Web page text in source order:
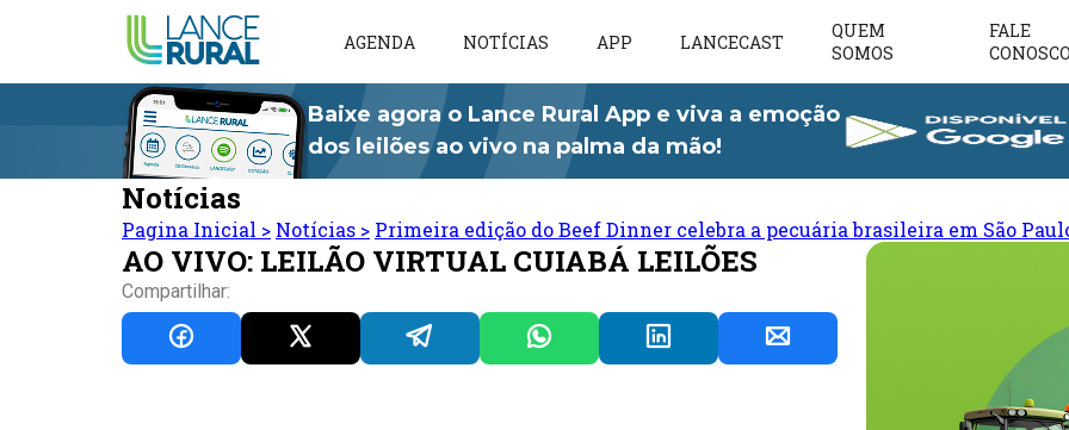
AGENDA NOTÍCIAS APP LANCECAST
QUEM
SOMOS
FALE
CONOSCO
Baixe agora o Lance Rural App e viva a emoção
dos leilões ao vivo na palma da mão!
Notícias
Pagina Inicial > Notícias > Primeira edição do Beef Dinner celebra a pecuária brasileira em São
AO VIVO: LEILÃO VIRTUAL CUIABÁ LEILÕES
Compartilhar: